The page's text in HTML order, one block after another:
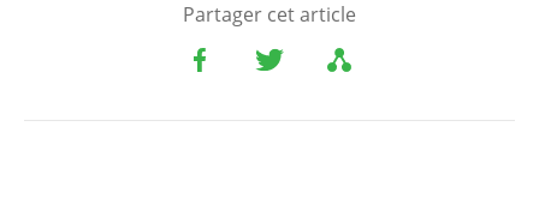
Partager cet article